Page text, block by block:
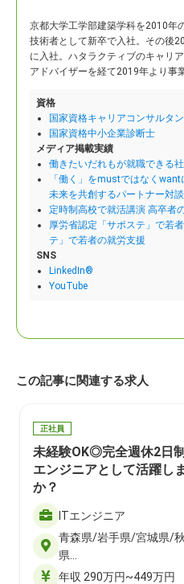
京都大学工学部建築学科を2010年
技術者として新卒で入社。 その後
に入社。ハタラクティブのキャリ
アドバイザーを経て2019年より事
資格
国家資格キャリアコンサルタン
国家資格中小企業診断士
メディア掲載実績
働きたいだれもが就職できる
「働く」をmustではなくwant
未来を共創するパートナー対談
定時制高校で就活講演 高卒者
厚労省認定「サポステ」で若
テ」で若者の就労支援
SNS
LinkedIn®
YouTube
この記事に関連する求人
正社員
未経験OK◎完全週休2日
エンジニアとして活躍し
か？
ITエンジニア
青森県/岩手県/宮城県/
県…
年収 290万円~449万円